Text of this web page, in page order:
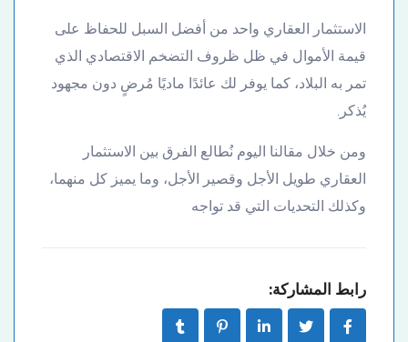
الاستثمار العقاري واحد من أفضل السبل للحفاظ على
قيمة الأموال في ظل ظروف التضخم الاقتصادي الذي
تمر به البلاد، كما يوفر لك عائدًا ماديًا مُرضٍ دون مجهود
يُذكر.
ومن خلال مقالنا اليوم نُطالع الفرق بين الاستثمار
العقاري طويل الأجل وقصير الأجل، وما يميز كل منهما،
وكذلك التحديات التي قد تواجه
رابط المشاركة: